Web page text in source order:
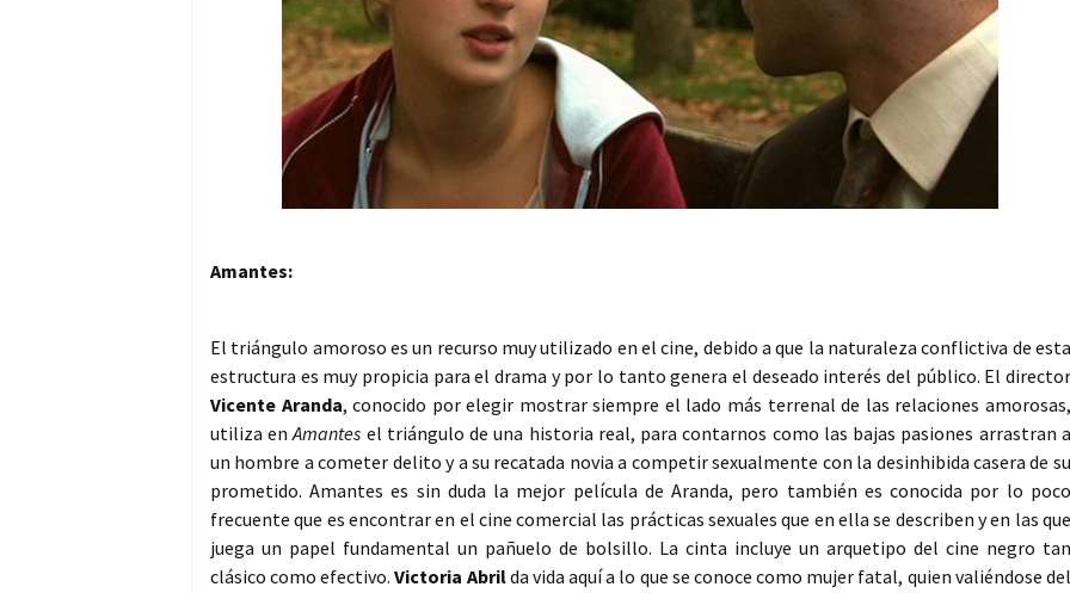
Amantes:
El triángulo amoroso es un recurso muy utilizado en el cine, debido a que la naturaleza conflictiva de esta
estructura es muy propicia para el drama y por lo tanto genera el deseado interés del público. El director
Vicente Aranda, conocido por elegir mostrar siempre el lado más terrenal de las relaciones amorosas,
utiliza enAmantes el triángulo de una historia real, para contarnos como las bajas pasiones arrastran a
un hombre a cometer delito y a su recatada novia a competir sexualmente con la desinhibida casera de su
prometido. Amantes es sin duda la mejor película de Aranda, pero también es conocida por lo poco
frecuente que es encontrar en el cine comercial las prácticas sexuales que en ella se describen y en las que
juega un papel fundamental un pañuelo de bolsillo. La cinta incluye un arquetipo del cine negro tan
clásico como efectivo.Victoria Abrilda vida aquí a lo que se conoce como mujer fatal, quien valiéndose del